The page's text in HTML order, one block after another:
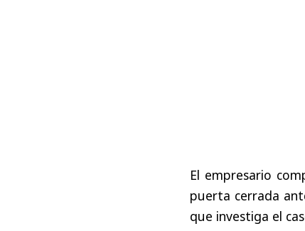
El empresario
puerta cerrada
que investiga el